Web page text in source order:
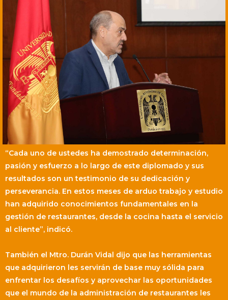
“Cada uno de ustedes ha demostrado determinación,
pasión y esfuerzo a lo largo de este diplomado y sus
resultados son un testimonio de su dedicación y
perseverancia. En estos meses de arduo trabajo y estudio
han adquirido conocimientos fundamentales en la
gestión de restaurantes, desde la cocina hasta el servicio
al cliente”, indicó.
También el Mtro. Durán Vidal dijo que las herramientas
que adquirieron les servirán de base muy sólida para
enfrentar los desafíos y aprovechar las oportunidades
que el mundo de la administración de restaurantes les